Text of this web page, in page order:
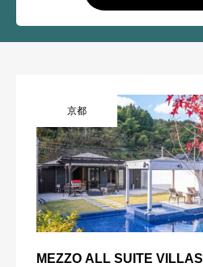
京都
MEZZO ALL SUITE VILLAS